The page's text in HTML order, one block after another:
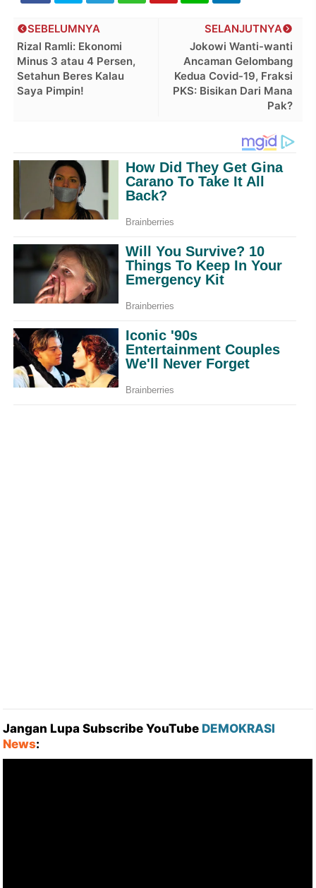
SELANJUTNYA
Jokowi Wanti-wanti
Ancaman Gelombang
Kedua Covid-19, Fraksi
PKS: Bisikan Dari Mana
Pak?
SEBELUMNYA
Rizal Ramli: Ekonomi
Minus 3 atau 4 Persen,
Setahun Beres Kalau
Saya Pimpin!
Jangan Lupa Subscribe YouTube DEMOKRASI
News: